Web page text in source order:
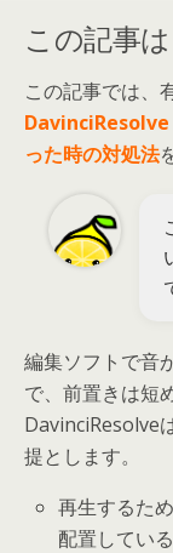
この記事
この記事では、
DavinciResolve
った時の対処法
編集ソフトで音
で、前置きは短
DavinciResolve
提とします。
再生するた
配置してい